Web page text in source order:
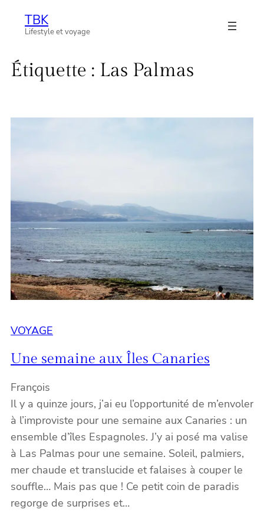
AllerTBK
Lifestyle et voyage
Étiquette : Las Palmas
VOYAGE
Une semaine aux Îles Canaries
François
Il y a quinze jours, j’ai eu l’opportunité de m’envoler
à l’improviste pour une semaine aux Canaries : un
ensemble d’îles Espagnoles. J’y ai posé ma valise
à Las Palmas pour une semaine. Soleil, palmiers,
mer chaude et translucide et falaises à couper le
souffle… Mais pas que ! Ce petit coin de paradis
regorge de surprises et…